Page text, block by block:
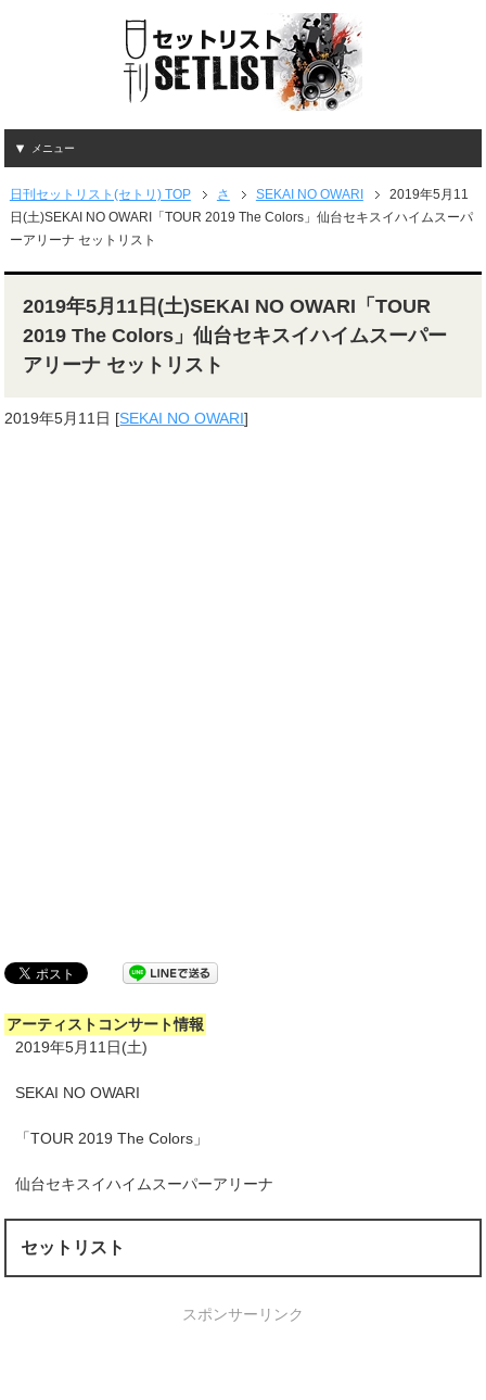
メニュー
日刊セットリスト(セトリ) TOP さ SEKAI NO OWARI
2019年5月11
日(土)SEKAI NO OWARI「TOUR 2019 The Colors」仙台セキスイハイムスーパ
ーアリーナ セットリスト
2019年5月11日(土)SEKAI NO OWARI「TOUR
2019 The Colors」仙台セキスイハイムスーパー
アリーナ セットリスト
2019年5月11日 [SEKAI NO OWARI]
アーティストコンサート情報
2019年5月11日(土)
SEKAI NO OWARI
「TOUR 2019 The Colors」
仙台セキスイハイムスーパーアリーナ
セットリスト
スポンサーリンク